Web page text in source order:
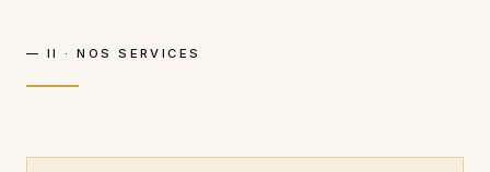
— II · NOS SERVICES